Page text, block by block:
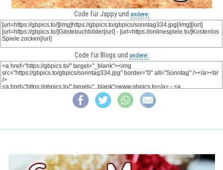
Code für Jappy und andere:
Code für Blogs und andere: